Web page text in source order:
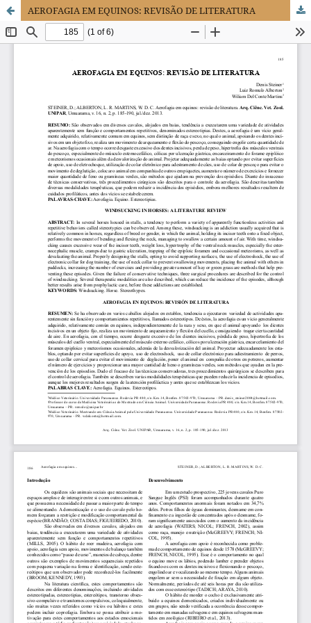
AEROFAGIA EM EQUINOS: REVISÃO DE LITERATURA